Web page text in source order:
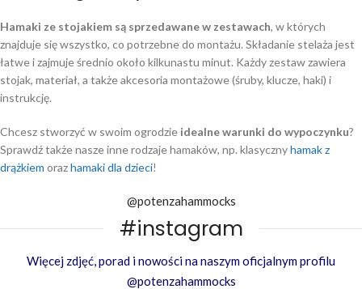
Hamaki ze stojakiem są sprzedawane w zestawach, w których
znajduje się wszystko, co potrzebne do montażu. Składanie stelaża jest
łatwe i zajmuje średnio około kilkunastu minut. Każdy zestaw zawiera
stojak, materiał, a także akcesoria montażowe (śruby, klucze, haki) i
instrukcję.
Chcesz stworzyć w swoim ogrodzie idealne warunki do wypoczynku?
Sprawdź także nasze inne rodzaje hamaków, np. klasycznyhamak z
drążkiem orazhamaki dla dzieci!
@potenzahammocks
#instagram
Więcej zdjęć, porad i nowości na naszym oficjalnym profilu
@potenzahammocks